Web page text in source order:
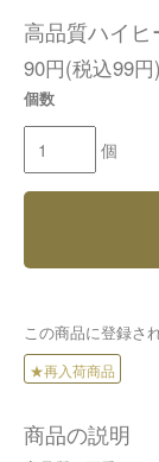
高品質ハイヒ
90円(税込99円)
個数
個
この商品に登録さ
★再入荷商品
商品の説明